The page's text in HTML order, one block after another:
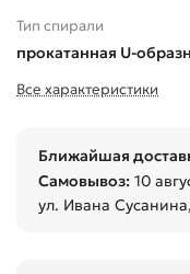
Тип спирали
прокатанная U-
Все характеристики
Ближайшая
Самовывоз: 10
ул. Ивана